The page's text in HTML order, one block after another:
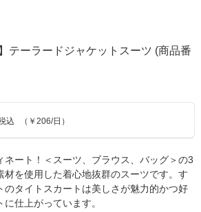
テーラードジャケットスーツ (商品番
込 （ ￥206/日）
ネート！＜スーツ、ブラウス、バッグ＞の3
材を使用した着心地抜群のスーツです。す
のタイトスカートは美しさが魅力的かつ好
仕上がっています。